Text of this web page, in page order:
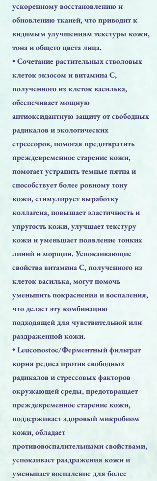
ускоренному восстановлению и
обновлению тканей, что приводит к
видимым улучшениям текстуры кожи,
тона и общего цвета лица.
• Сочетание растительных стволовых
клеток экзосом и витамина С,
полученного из клеток василька,
обеспечивает мощную
антиоксидантную защиту от свободных
радикалов и экологических
стрессоров, помогая предотвратить
преждевременное старение кожи,
помогает устранить темные пятна и
способствует более ровному тону
кожи, стимулирует выработку
коллагена, повышает эластичность и
упругость кожи, улучшает текстуру
кожи и уменьшает появление тонких
линий и морщин. Успокаивающие
свойства витамина С, полученного из
клеток василька, могут помочь
уменьшить покраснения и воспаления,
что делает эту комбинацию
подходящей для чувствительной или
раздраженной кожи.
• Leuconostoc/Ферментный фильтрат
корня редиса против свободных
радикалов и стрессовых факторов
окружающей среды, предотвращает
преждевременное старение кожи,
поддерживает здоровый микробиом
кожи, обладает
противовоспалительными свойствами,
успокаивает раздражения кожи и
уменьшает воспаление для более